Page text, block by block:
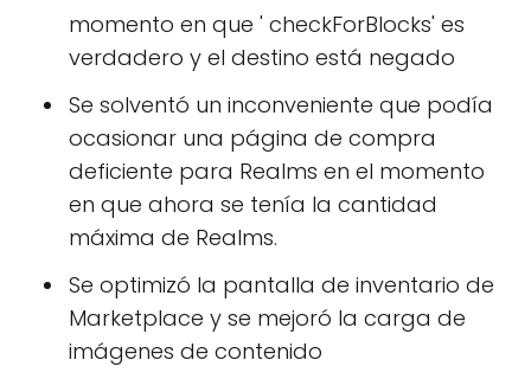
momento en que ' checkForBlocks' es
verdadero y el destino está negado
Se solventó un inconveniente que podía
ocasionar una página de compra
deficiente para Realms en el momento
en que ahora se tenía la cantidad
máxima de Realms.
Se optimizó la pantalla de inventario de
Marketplace y se mejoró la carga de
imágenes de contenido